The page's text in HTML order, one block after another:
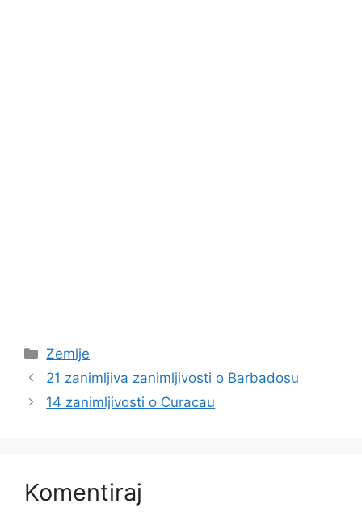
Kategorije
Zemlje
21 zanimljiva zanimljivosti o Barbadosu
14 zanimljivosti o Curacau
Komentiraj